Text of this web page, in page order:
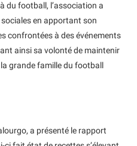
du football, l’association a
en apportant son
confrontées à des événements
ainsi sa volonté de maintenir
grande famille du football
a présenté le rapport